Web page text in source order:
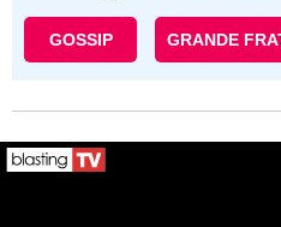
GOSSIP GRANDE